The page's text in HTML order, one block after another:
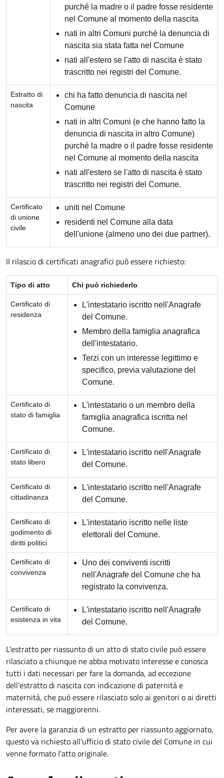
purché la madre o il padre fosse residente
nel Comune al momento della nascita
nati in altri Comuni purché la denuncia di
nascita sia stata fatta nel Comune
nati all'estero se l'atto di nascita è stato
trascritto nei registri del Comune.
Estratto di
nascita
chi ha fatto denuncia di nascita nel
Comune
nati in altri Comuni (e che hanno fatto la
denuncia di nascita in altro Comune)
purché la madre o il padre fosse residente
nel Comune al momento della nascita
nati all'estero se l'atto di nascita è stato
trascritto nei registri del Comune.
Certificato
di unione
civile
uniti nel Comune
residenti nel Comune alla data
dell'unione (almeno uno dei due partner).
Il rilascio di certificati anagrafici può essere richiesto:
Tipo di atto Chi può richiederlo
Certificato di
residenza
L'intestatario iscritto nell'Anagrafe
del Comune.
Membro della famiglia anagrafica
dell'intestatario.
Terzi con un interesse legittimo e
specifico, previa valutazione del
Comune.
Certificato di
stato di famiglia
L'intestatario o un membro della
famiglia anagrafica iscritta nel
Comune.
Certificato di
stato libero
L'intestatario iscritto nell'Anagrafe
del Comune.
Certificato di
cittadinanza
L'intestatario iscritto nell'Anagrafe
del Comune.
Certificato di
godimento di
diritti politici
L'intestatario iscritto nelle liste
elettorali del Comune.
Certificato di
convivenza
Uno dei conviventi iscritti
nell'Anagrafe del Comune che ha
registrato la convivenza.
Certificato di
esistenza in vita
L'intestatario iscritto nell'Anagrafe
del Comune.
L'estratto per riassunto di un atto di stato civile può essere
rilasciato a chiunque ne abbia motivato interesse e conosca
tutti i dati necessari per fare la domanda, ad eccezione
dell’estratto di nascita con indicazione di paternità e
maternità, che può essere rilasciato solo ai genitori o ai diretti
interessati, se maggiorenni.
Per avere la garanzia di un estratto per riassunto aggiornato,
questo va richiesto all'ufficio di stato civile del Comune in cui
venne formato l'atto originale.